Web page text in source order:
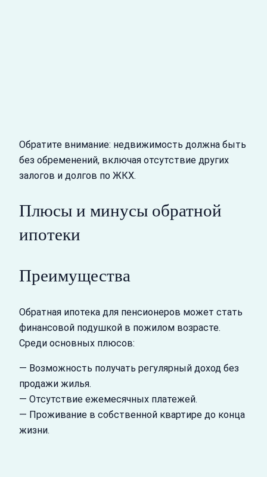
Обратите внимание: недвижимость должна быть
без обременений, включая отсутствие других
залогов и долгов по ЖКХ.
Плюсы и минусы обратной
ипотеки
Преимущества
Обратная ипотека для пенсионеров может стать
финансовой подушкой в пожилом возрасте.
Среди основных плюсов:
— Возможность получать регулярный доход без
продажи жилья.
— Отсутствие ежемесячных платежей.
— Проживание в собственной квартире до конца
жизни.